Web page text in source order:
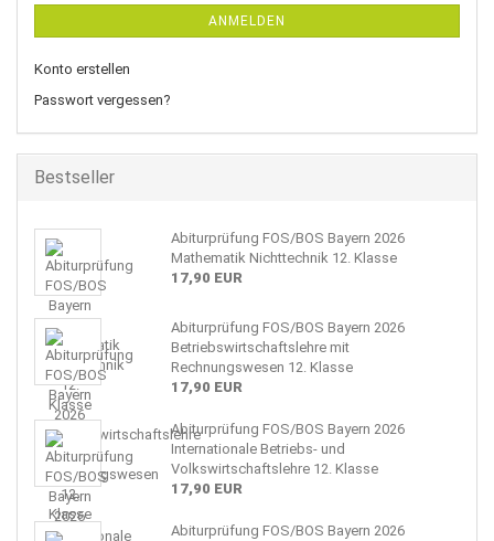
ANMELDEN
Konto erstellen
Passwort vergessen?
Bestseller
Abiturprüfung FOS/BOS Bayern 2026
Mathematik Nichttechnik 12. Klasse
17,90 EUR
Abiturprüfung FOS/BOS Bayern 2026
Betriebswirtschaftslehre mit
Rechnungswesen 12. Klasse
17,90 EUR
Abiturprüfung FOS/BOS Bayern 2026
Internationale Betriebs- und
Volkswirtschaftslehre 12. Klasse
17,90 EUR
Abiturprüfung FOS/BOS Bayern 2026